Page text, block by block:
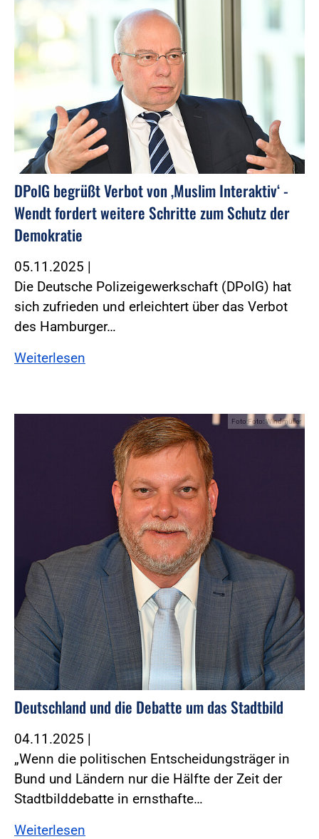
DPolG begrüßt Verbot von ‚Muslim Interaktiv‘ -
Wendt fordert weitere Schritte zum Schutz der
Demokratie
05.11.2025 |
Die Deutsche Polizeigewerkschaft (DPolG) hat
sich zufrieden und erleichtert über das Verbot
des Hamburger…
Weiterlesen
Foto:Foto: Windmüller
Deutschland und die Debatte um das Stadtbild
04.11.2025 |
„Wenn die politischen Entscheidungsträger in
Bund und Ländern nur die Hälfte der Zeit der
Stadtbilddebatte in ernsthafte…
Weiterlesen